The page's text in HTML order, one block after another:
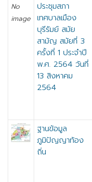
No
image
ประชุมสภา
เทศบาลเมือง
บุรีรัมย์ สมัย
สามัญ สมัยที่ 3
ครั้งที่ 1 ประจำปี
พ.ศ. 2564 วันที่
13 สิงหาคม
2564
ฐานข้อมูล
ภูมิปัญญาท้อง
ถิ่น